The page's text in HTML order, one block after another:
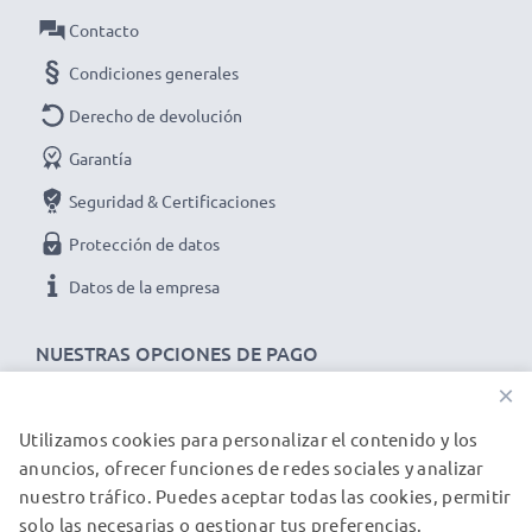
NUESTRAS OPCIONES DE PAGO
Contacto
Condiciones generales
Derecho de devolución
Garantía
Seguridad & Certificaciones
Protección de datos
Datos de la empresa
NUESTROS PARTNERS DE ENVÍO
×
Utilizamos cookies para personalizar el contenido y los
anuncios, ofrecer funciones de redes sociales y analizar
nuestro tráfico. Puedes aceptar todas las cookies, permitir
solo las necesarias o gestionar tus preferencias.